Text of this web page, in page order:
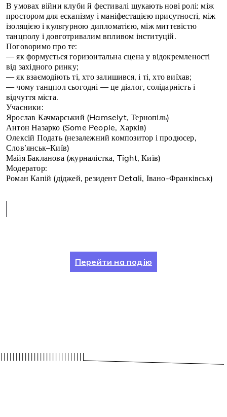
В умовах війни клуби й фестивалі шукають нові ролі: між
простором для ескапізму і маніфестацією присутності, між
ізоляцією і культурною дипломатією, між миттєвістю
танцполу і довготривалим впливом інституцій.
Поговоримо про те:
— як формується горизонтальна сцена у відокремленості
від західного ринку;
— як взаємодіють ті, хто залишився, і ті, хто виїхав;
— чому танцпол сьогодні — це діалог, солідарність і
відчуття міста.
Учасники:
Ярослав Качмарський (Hamselyt, Тернопіль)
Антон Назарко (Some People, Харків)
Олексій Подать (незалежний композитор і продюсер,
Слов’янськ–Київ)
Майя Бакланова (журналістка, Tight, Київ)
Модератор:
Роман Капій (діджей, резидент Detali, Івано-Франківськ)
Перейти на подію